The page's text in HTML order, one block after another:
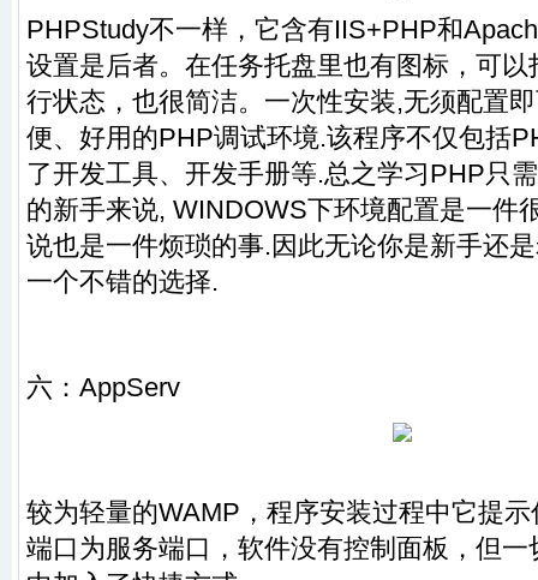
PHPStudy不一样，它含有IIS+PHP和
设置是后者。在任务托盘里也有图标，可
行状态，也很简洁。一次性安装,无须配置
便、好用的PHP调试环境.该程序不仅包括
了开发工具、开发手册等.总之学习PHP只
的新手来说, WINDOWS下环境配置是一件
说也是一件烦琐的事.因此无论你是新手还
一个不错的选择.
六： AppServ
较为轻量的WAMP，程序安装过程中它提
端口为服务端口，软件没有控制面板，但